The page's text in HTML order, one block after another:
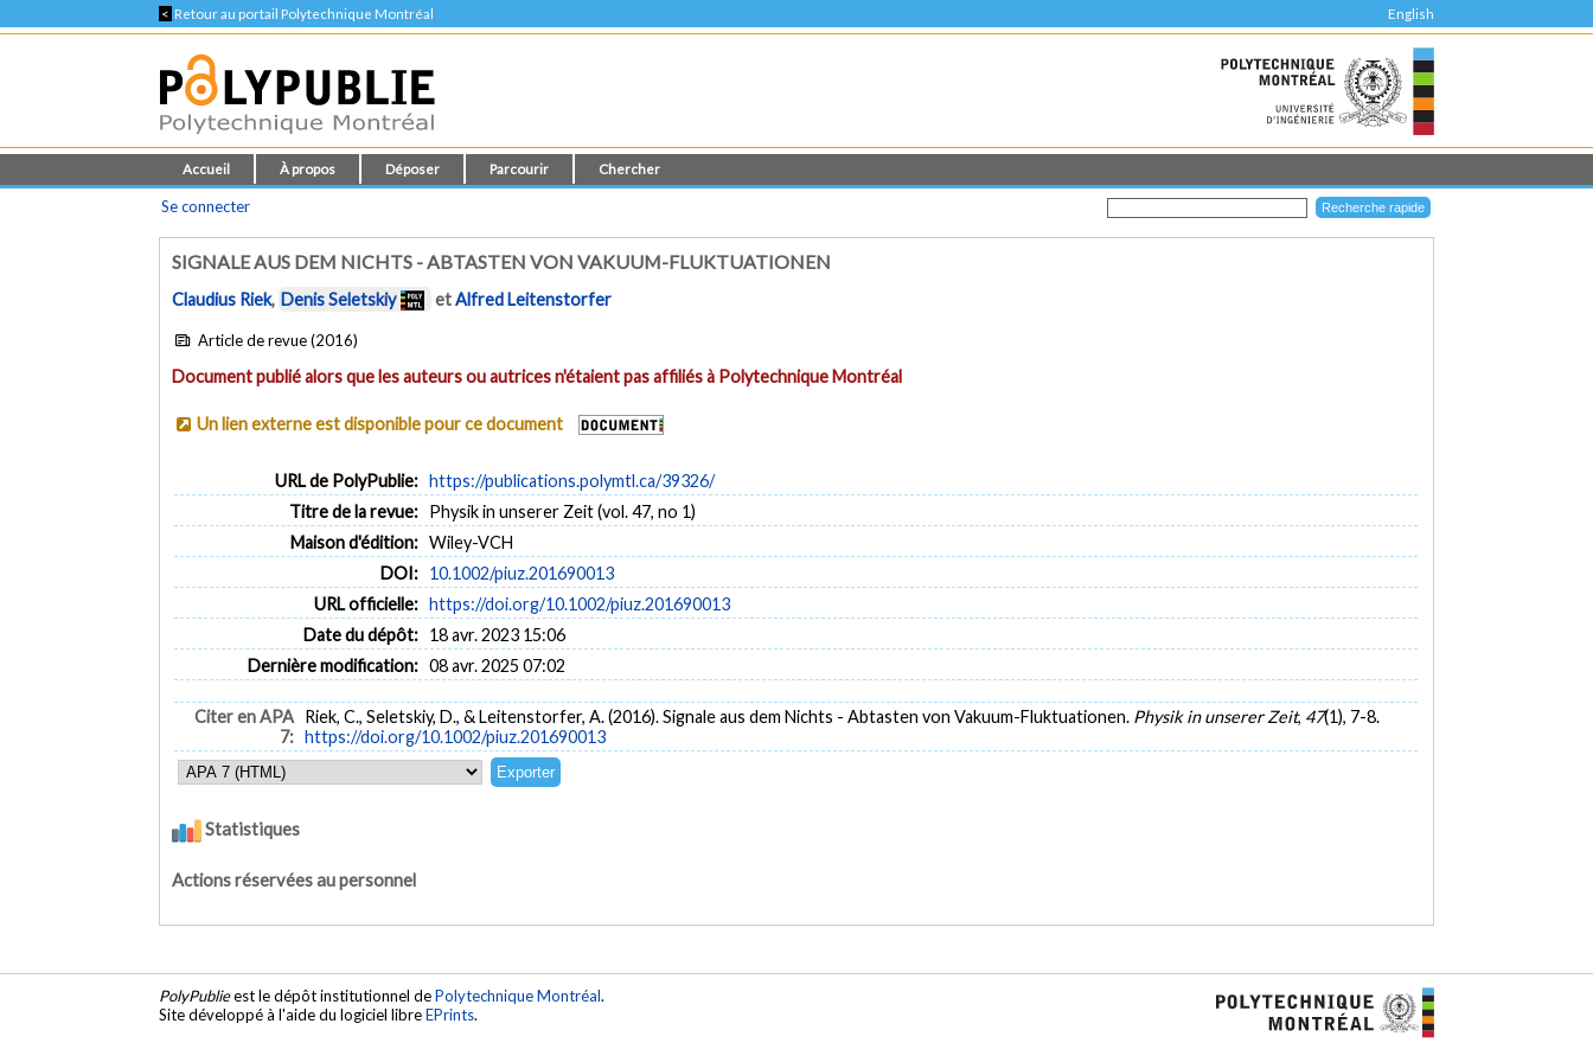
< Retour au portail Polytechnique Montréal English
Accueil À propos Déposer Parcourir Chercher
Se connecter
SIGNALE AUS DEM NICHTS - ABTASTEN VON VAKUUM-FLUKTUATIONEN
Claudius Riek, Denis Seletskiy etAlfred Leitenstorfer
Article de revue (2016)
Document publié alors que les auteurs ou autrices n'étaient pas affiliés à Polytechnique Montréal
Un lien externe est disponible pour ce document
URL de PolyPublie: https://publications.polymtl.ca/39326/
Titre de la revue: Physik in unserer Zeit (vol. 47, no 1)
Maison d'édition: Wiley-VCH
DOI: 10.1002/piuz.201690013
URL officielle: https://doi.org/10.1002/piuz.201690013
Date du dépôt: 18 avr. 2023 15:06
Dernière modification: 08 avr. 2025 07:02
Citer en APA
7:
Riek, C., Seletskiy, D., & Leitenstorfer, A. (2016). Signale aus dem Nichts - Abtasten von Vakuum-Fluktuationen. Physik in unserer Zeit, 47(1), 7-8.
https://doi.org/10.1002/piuz.201690013
Statistiques
Actions réservées au personnel
PolyPublieest le dépôt institutionnel dePolytechnique Montréal.
Site développé à l'aide du logiciel libreEPrints.